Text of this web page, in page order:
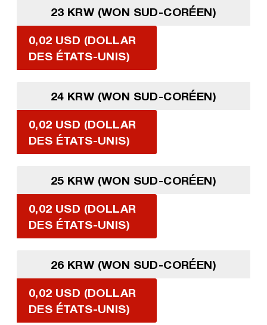
23 KRW (WON SUD-CORÉEN)
0,02 USD (DOLLAR
DES ÉTATS-UNIS)
24 KRW (WON SUD-CORÉEN)
0,02 USD (DOLLAR
DES ÉTATS-UNIS)
25 KRW (WON SUD-CORÉEN)
0,02 USD (DOLLAR
DES ÉTATS-UNIS)
26 KRW (WON SUD-CORÉEN)
0,02 USD (DOLLAR
DES ÉTATS-UNIS)